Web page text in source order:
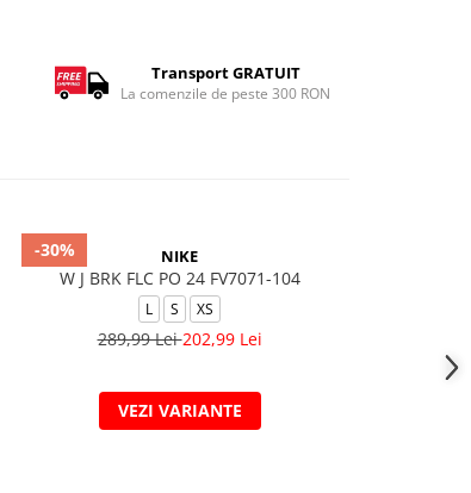
Transport GRATUIT
La comenzile de peste 300 RON
-30% NIKE
W J BRK FLC PO 24 FV7071-104
L S XS
289,99 Lei202,99 Lei
VEZI VARIANTE